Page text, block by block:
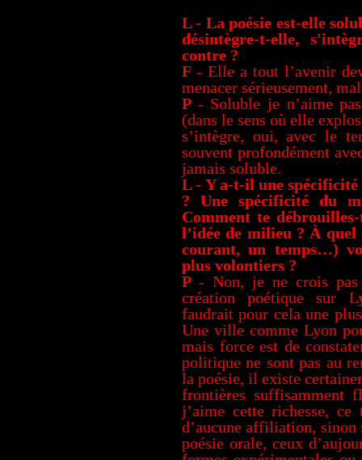
L - La poésie est-elle
désintègre-t-elle,
contre ?
F - Elle a tout l’avenir
menacer sérieusement,
P - Soluble je n’aime
(dans le sens où elle
s’intègre, oui, avec le
souvent profondément
jamais soluble.
L - Y a-t-il une spécificité
? Une spécificité du
Comment te
l’idée de milieu ? À
courant, un temps…)
plus volontiers ?
P - Non, je ne crois
création poétique sur
faudrait pour cela une
Une ville comme Lyon
mais force est de
politique ne sont pas au
la poésie, il existe
frontières suffisamment
j’aime cette richesse,
d’aucune affiliation,
poésie orale, ceux